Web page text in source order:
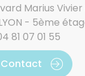
Marius
- 5ème
81 07 01 55
Contact